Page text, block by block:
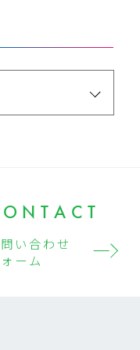
い合わせ
ーム